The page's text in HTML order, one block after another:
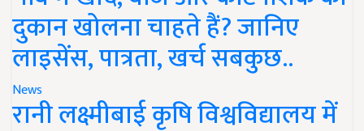
दुकान खोलना चाहते हैं? जानिए
लाइसेंस, पात्रता, खर्च सबकुछ..
News
रानी लक्ष्मीबाई कृषि विश्वविद्यालय में